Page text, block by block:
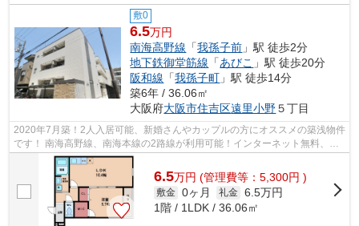
敷0
6.5万円
南海高野線 「我孫子前 」駅 徒歩2分
地下鉄御堂筋線 「あびこ 」駅 徒歩20分
阪和線 「我孫子町 」駅 徒歩14分
築6年 / 36.06㎡
大阪府大阪市住吉区遠里小野５丁目
2020年7月築！2人入居可能、新婚さんやカップルの方にオススメの築浅物件
です！ 南海高野線、南海本線の2路線が利用可能！インターネット無料、宅
配BOX、浴室乾燥機など充実の設備で...
6.5万円 (管理費等：5,300円 )
敷金 0ヶ月 礼金 6.5万円
1階 / 1LDK / 36.06㎡